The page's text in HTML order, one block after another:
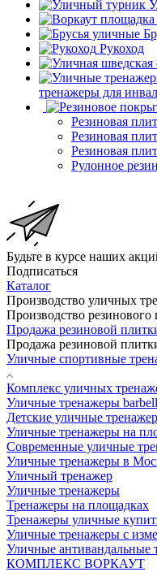
Рукоход
тренажеры для
Резиновая
Резиновая
Резиновая
Рулонное
Будьте в курсе наших
Подписаться
Каталог
Производство уличных
Производство резинового
Продажа резиновой
Продажа резиновой
Уличные спортивные
Комплекс уличных
Уличные тренажеры barbell
Детские уличные
Уличные тренажеры на
Современные уличные
Уличные тренажеры в
Уличный тренажер
Уличные тренажеры
Тренажеры на площадках
Тренажеры уличные
Уличные тренажеры с
Уличные антивандальные
КОМПЛЕКС ВОРКАУТ